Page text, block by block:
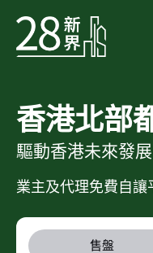
香港北部
驅動香港未來發
業主及代理免費自讓
售盤